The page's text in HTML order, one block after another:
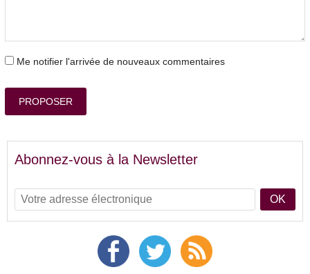
Me notifier l'arrivée de nouveaux commentaires
PROPOSER
Abonnez-vous à la Newsletter
OK